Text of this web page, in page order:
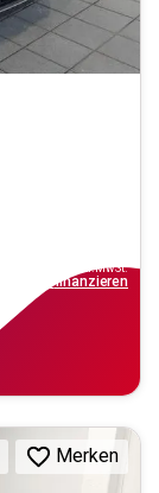
inkl.MwSt.
finanzieren
Merken